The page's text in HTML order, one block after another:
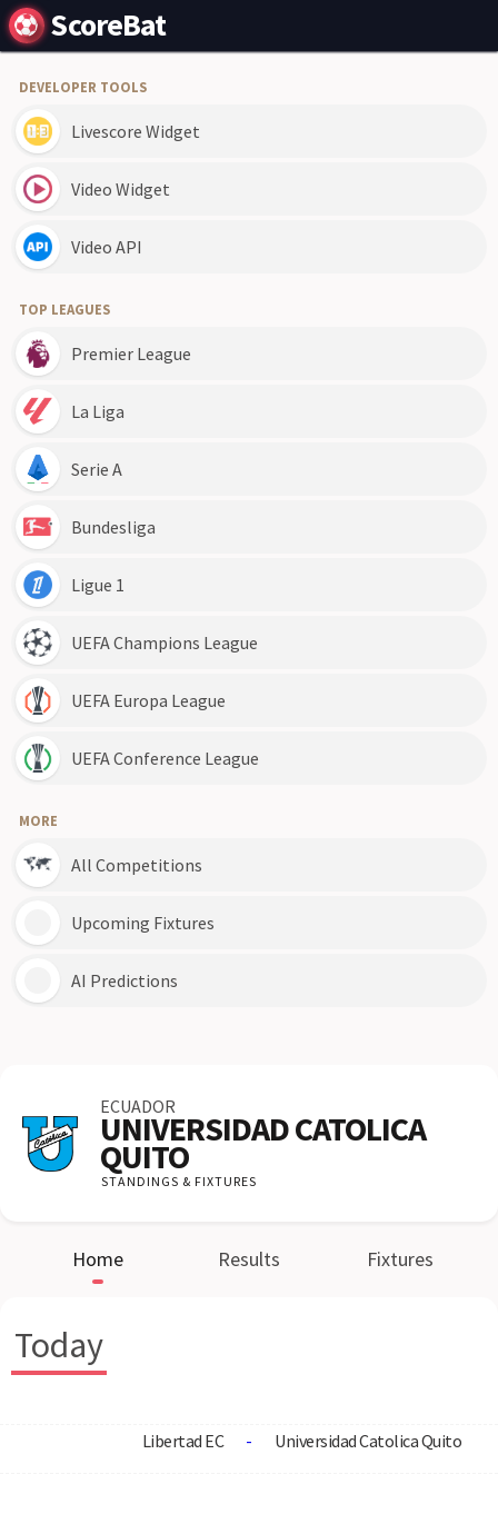
ScoreBat
DEVELOPER TOOLS
Livescore Widget
Video Widget
Video API
TOP LEAGUES
Premier League
La Liga
Serie A
Bundesliga
Ligue 1
UEFA Champions League
UEFA Europa League
UEFA Conference League
MORE
All Competitions
Upcoming Fixtures
AI Predictions
ECUADOR
UNIVERSIDAD CATOLICA
QUITO
STANDINGS & FIXTURES
Home Results Fixtures
Today
Libertad EC - Universidad Catolica Quito